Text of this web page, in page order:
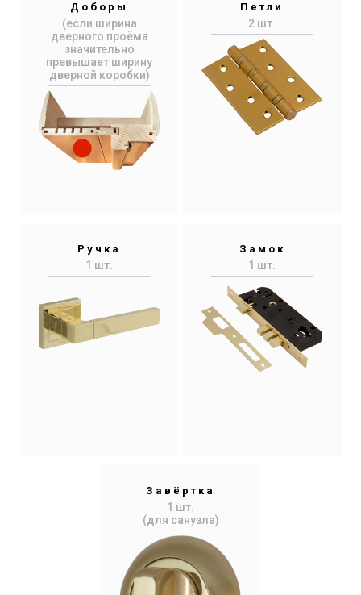
Доборы
(если ширина
дверного проёма
значительно
превышает ширину
дверной коробки)
Петли
2 шт.
Ручка
1 шт.
Замок
1 шт.
Завёртка
1 шт.
(для санузла)